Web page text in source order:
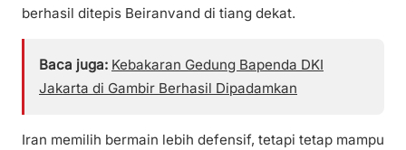
berhasil ditepis Beiranvand di tiang dekat.
Baca juga: Kebakaran Gedung Bapenda DKI
Jakarta di Gambir Berhasil Dipadamkan
Iran memilih bermain lebih defensif, tetapi tetap mampu